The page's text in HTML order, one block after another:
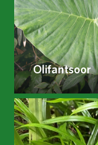
Olifantsoor